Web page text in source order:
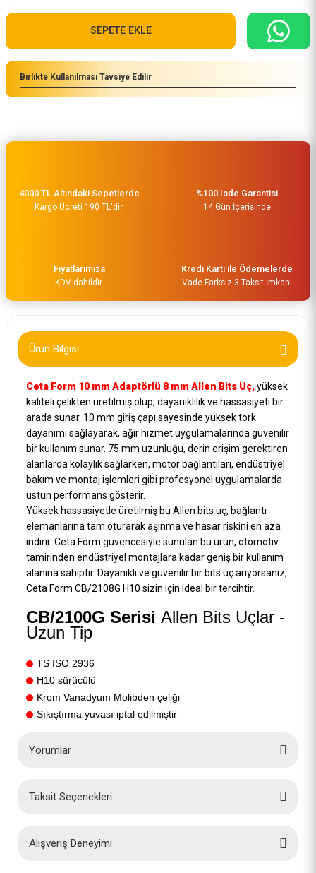
SEPETE EKLE
Birlikte Kullanılması Tavsiye Edilir
Ceta Form 10 mm Bitsler Uçlar için 3/8 Lokma Adaptörü Bt/8005
157,00 TL
191,00 TL
4000 TL Altındaki Sepetlerde
Kargo Ücreti 190 TL'dir.
%100 İade Garantisi
14 Gün İçerisinde
Fiyatlarımıza
KDV dahildir.
Kredi Karti ile Ödemelerde
Vade Farksız 3 Taksit İmkanı
Ürün Bilgisi
Ceta Form 10 mm Adaptörlü 8 mm Allen Bits Uç,yüksek
kaliteli çelikten üretilmiş olup, dayanıklılık ve hassasiyeti bir
arada sunar. 10 mm giriş çapı sayesinde yüksek tork
dayanımı sağlayarak, ağır hizmet uygulamalarında güvenilir
bir kullanım sunar. 75 mm uzunluğu, derin erişim gerektiren
alanlarda kolaylık sağlarken, motor bağlantıları, endüstriyel
bakım ve montaj işlemleri gibi profesyonel uygulamalarda
üstün performans gösterir.
Yüksek hassasiyetle üretilmiş bu Allen bits uç, bağlantı
elemanlarına tam oturarak aşınma ve hasar riskini en aza
indirir. Ceta Form güvencesiyle sunulan bu ürün, otomotiv
tamirinden endüstriyel montajlara kadar geniş bir kullanım
alanına sahiptir. Dayanıklı ve güvenilir bir bits uç arıyorsanız,
Ceta Form CB/2108G H10 sizin için ideal bir tercihtir.
CB/2100G Serisi Allen Bits Uçlar -
Uzun Tip
TS ISO 2936
H10 sürücülü
Krom Vanadyum Molibden çeliği
Sıkıştırma yuvası iptal edilmiştir
Yorumlar
Taksit Seçenekleri
Alışveriş Deneyimi